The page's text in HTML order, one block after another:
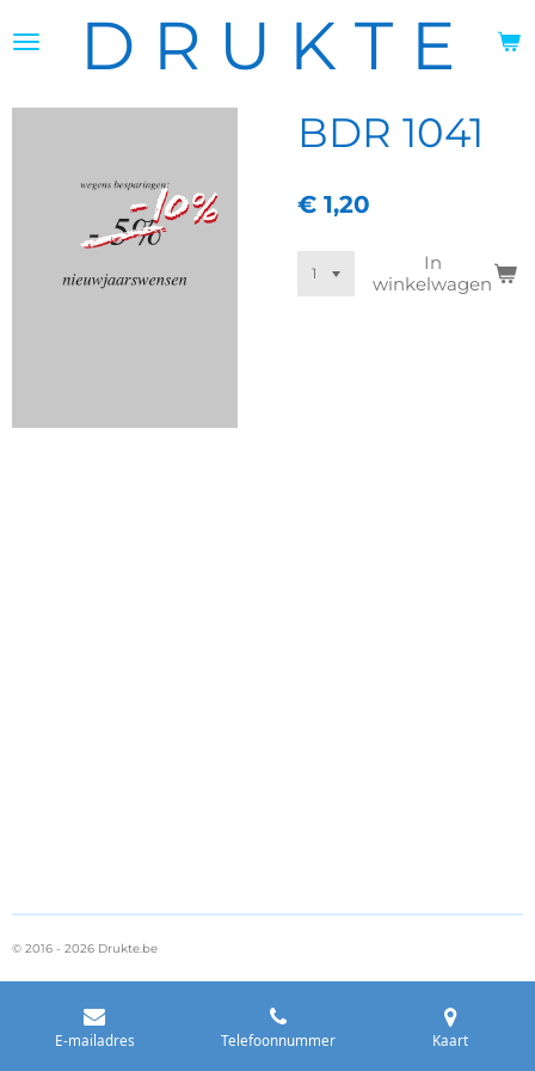
direct
hoofdinhoud
D R U K T E
BDR 1041
€ 1,20
In
winkelwagen
© 2016 - 2026 Drukte.be
E-mailadres Telefoonnummer Kaart